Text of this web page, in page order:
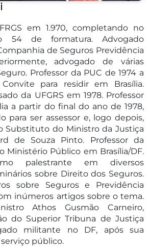
em 1.970, completando no
54 de formatura. Advogado
de Seguros Previdência
advogado de várias
Professor da PUC de 1974 a
para residir em Brasília.
da UFGRS em 1978. Professor
a partir do final do ano de 1978,
para ser assessor e, logo depois,
Substituto do Ministro da Justiça
de Souza Pinto. Professor da
Ministério Público em Brasília/DF.
palestrante em diversos
sobre Direito dos Seguros.
sobre Seguros e Previdência
inúmeros artigos sobre o tema.
Athos Gusmão Carneiro,
do Superior Tribuna de Justiça
militante no DF, após sua
público.